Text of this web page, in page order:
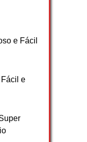
e Fácil
Fácil e